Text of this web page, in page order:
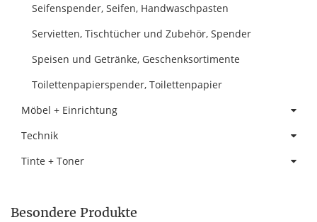
Seifenspender, Seifen, Handwaschpasten
Servietten, Tischtücher und Zubehör, Spender
Speisen und Getränke, Geschenksortimente
Toilettenpapierspender, Toilettenpapier
Möbel + Einrichtung
Technik
Tinte + Toner
Besondere Produkte